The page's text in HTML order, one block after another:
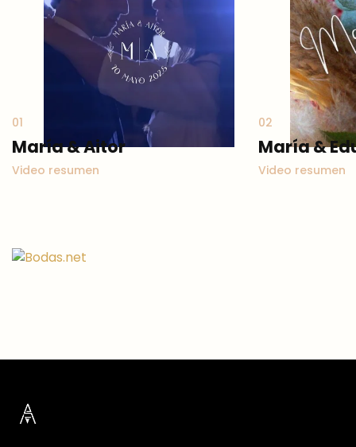
01
María & Aitor
Video resumen
02
María &
Video resumen